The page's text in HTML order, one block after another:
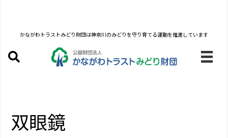
かながわトラストみどり財団は神奈川のみどりを守り育てる運動を推進しています
双眼鏡